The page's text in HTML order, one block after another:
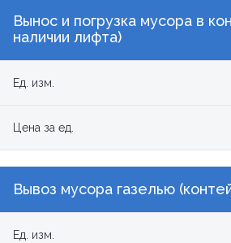
Вынос и погрузка мусора в
наличии лифта)
Ед. изм.
Цена за ед.
Вывоз мусора газелью
Ед. изм.